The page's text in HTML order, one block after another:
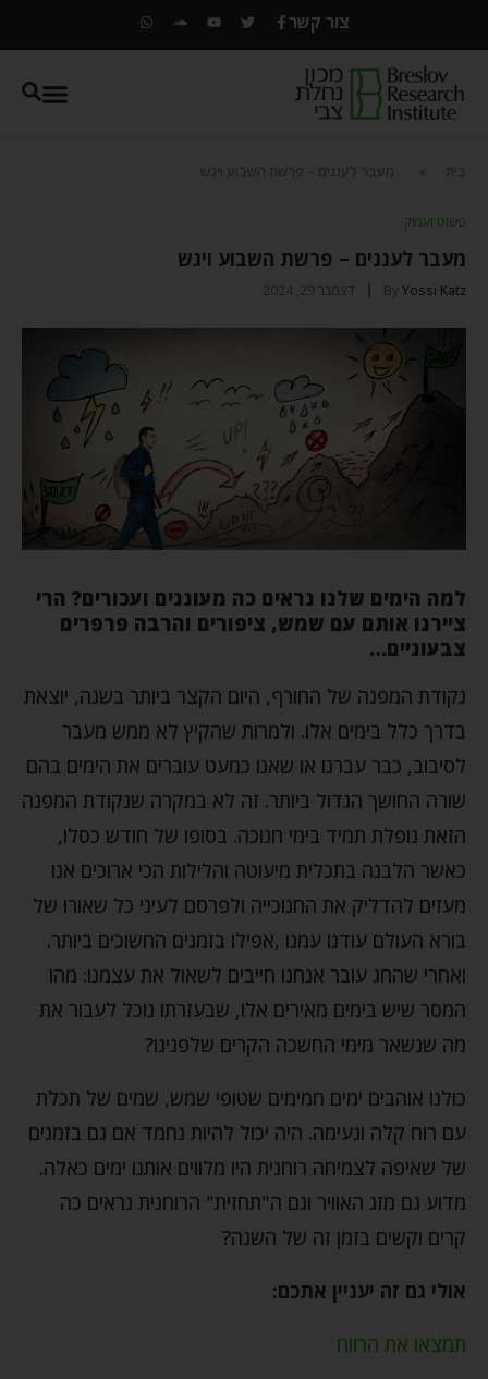
צור קשר
בית מעבר לעננים – פרשת השבוע ויגש
פשוט ועמוק
מעבר לעננים – פרשת השבוע ויגש
By Yossi Katz דצמבר 29, 2024
למה הימים שלנו נראים כה מעוננים ועכורים? הרי
ציירנו אותם עם שמש, ציפורים והרבה פרפרים
צבעוניים…
נקודת המפנה של החורף, היום הקצר ביותר בשנה, יוצאת
בדרך כלל בימים אלו. ולמרות שהקיץ לא ממש מעבר
לסיבוב, כבר עברנו או שאנו כמעט עוברים את הימים בהם
שורה החושך הגדול ביותר. זה לא במקרה שנקודת המפנה
הזאת נופלת תמיד בימי חנוכה. בסופו של חודש כסלו,
כאשר הלבנה בתכלית מיעוטה והלילות הכי ארוכים אנו
מעזים להדליק את החנוכייה ולפרסם לעיני כל שאורו של
בורא העולם עודנו עמנו ,אפילו בזמנים החשוכים ביותר.
ואחרי שהחג עובר אנחנו חייבים לשאול את עצמנו: מהו
המסר שיש בימים מאירים אלו, שבעזרתו נוכל לעבור את
מה שנשאר מימי החשכה הקרים שלפנינו?
כולנו אוהבים ימים חמימים שטופי שמש, שמים של תכלת
עם רוח קלה ונעימה. היה יכול להיות נחמד אם גם בזמנים
של שאיפה לצמיחה רוחנית היו מלווים אותנו ימים כאלה.
מדוע גם מזג האוויר וגם ה"תחזית" הרוחנית נראים כה
קרים וקשים בזמן זה של השנה?
אולי גם זה יעניין אתכם:
תמצאו את הרווח